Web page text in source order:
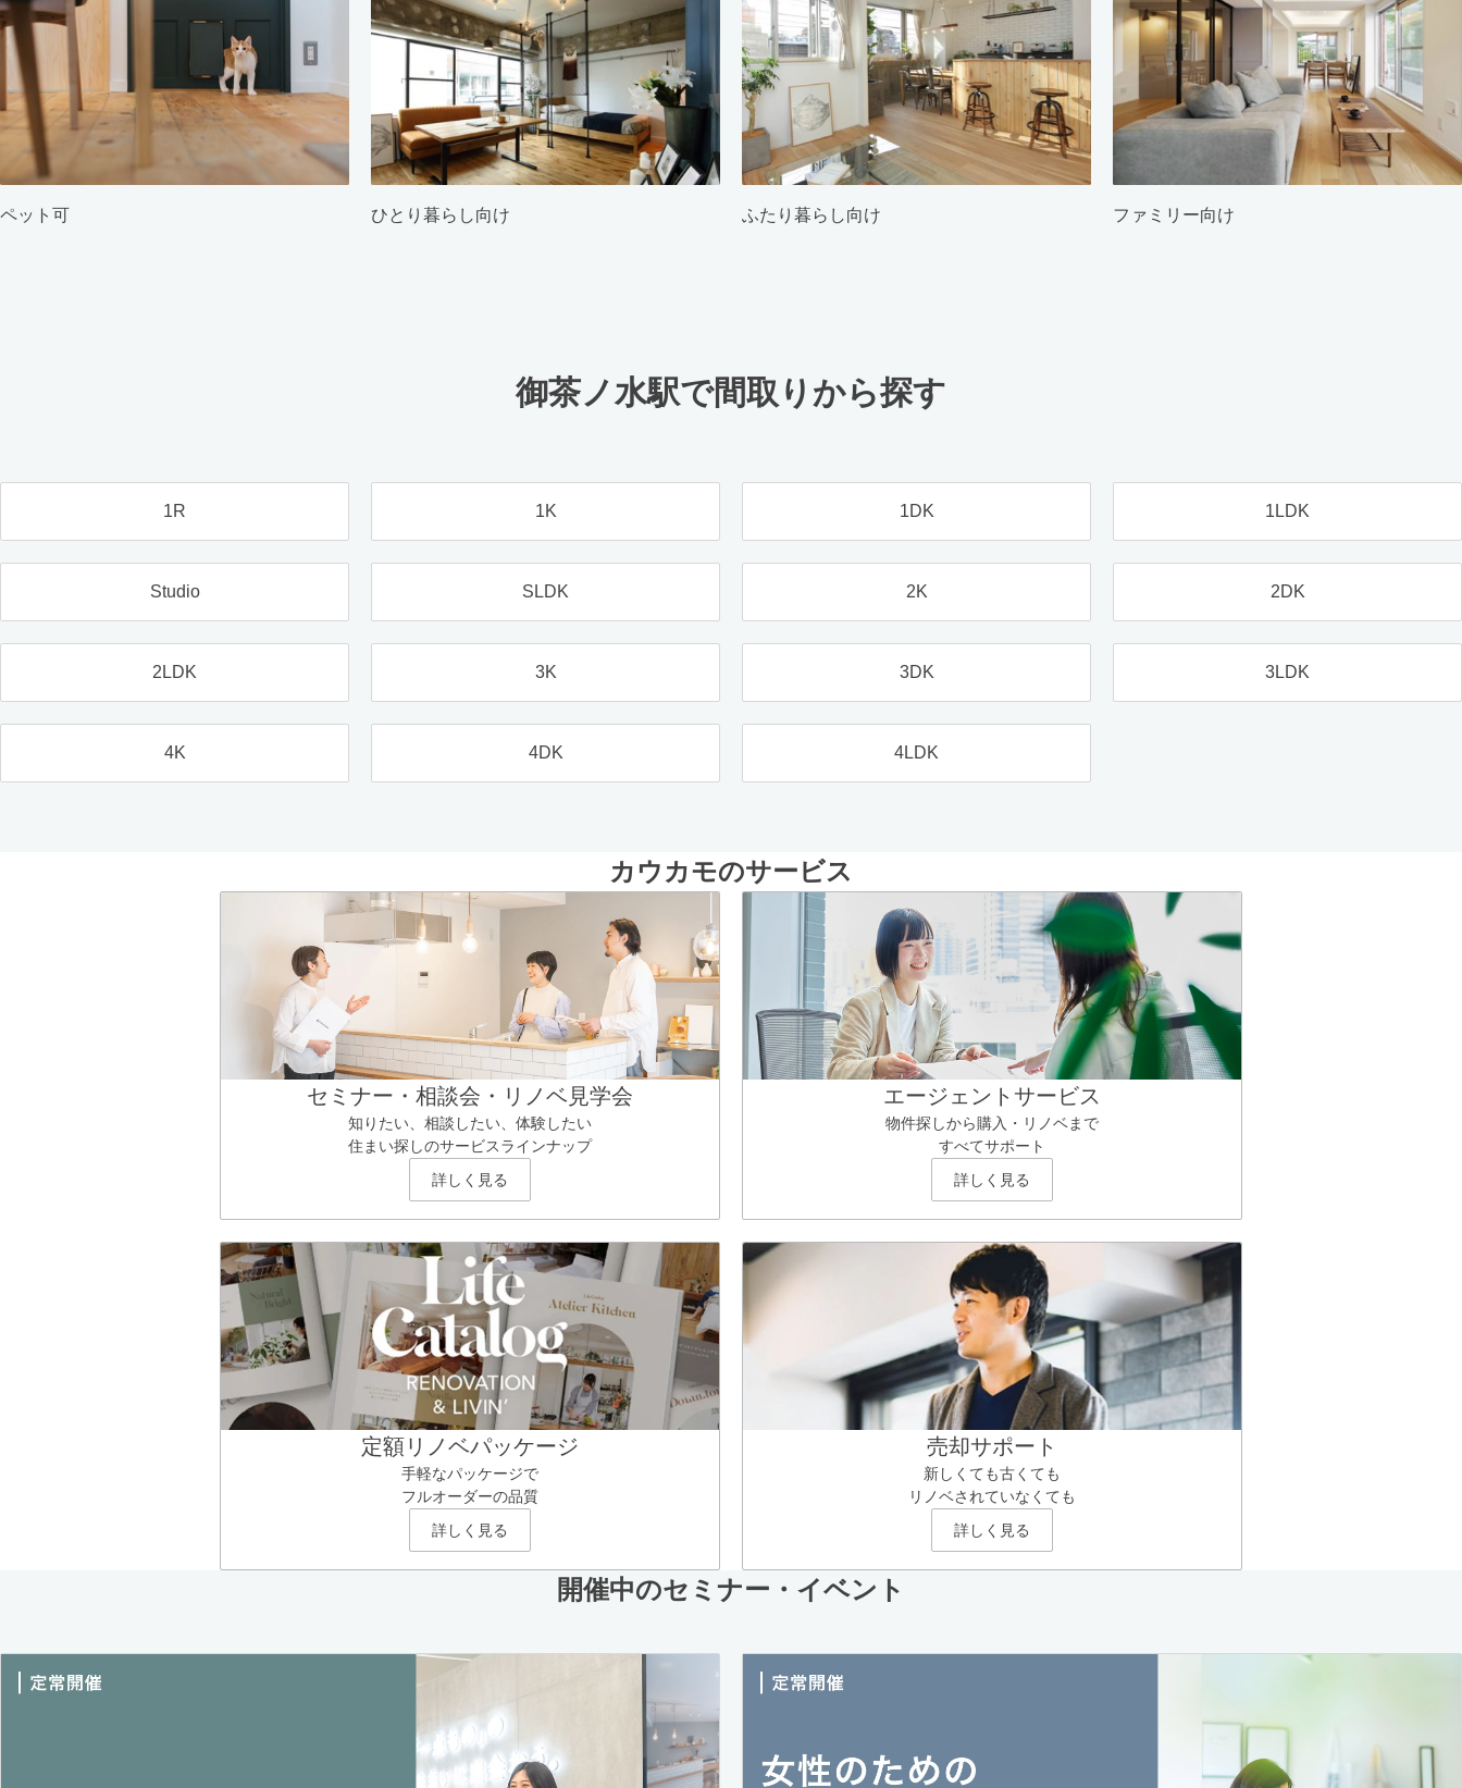
ペット可 ひとり暮らし向け ふたり暮らし向け ファミリー向け
御茶ノ水駅で間取りから探す
1R 1K 1DK 1LDK
Studio SLDK 2K 2DK
2LDK 3K 3DK 3LDK
4K 4DK 4LDK
カウカモのサービス
セミナー・相談会・リノベ見学会
知りたい、相談したい、体験したい
住まい探しのサービスラインナップ
詳しく見る
エージェントサービス
物件探しから購入・リノベまで
すべてサポート
詳しく見る
定額リノベパッケージ
手軽なパッケージで
フルオーダーの品質
詳しく見る
売却サポート
新しくても古くても
リノベされていなくても
詳しく見る
開催中のセミナー・イベント